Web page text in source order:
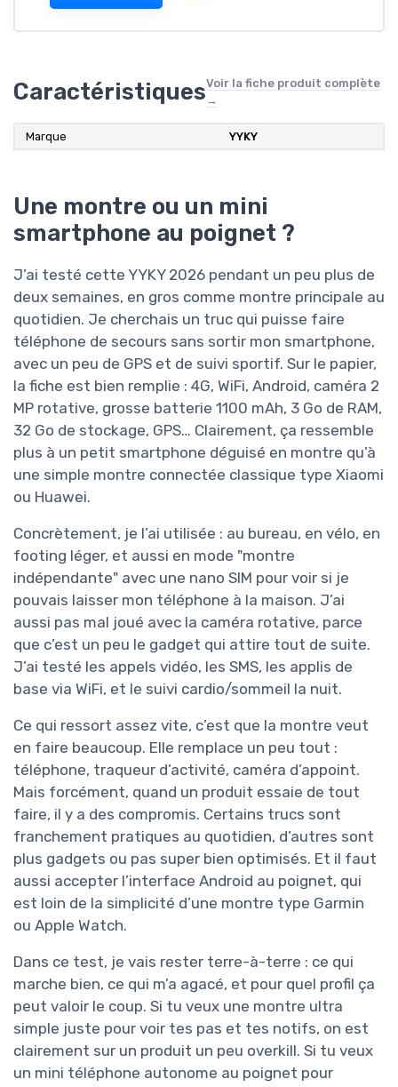
CaractéristiquesVoir la fiche produit complète
→
Marque YYKY
Une montre ou un mini
smartphone au poignet ?
J’ai testé cette YYKY 2026 pendant un peu plus de
deux semaines, en gros comme montre principale au
quotidien. Je cherchais un truc qui puisse faire
téléphone de secours sans sortir mon smartphone,
avec un peu de GPS et de suivi sportif. Sur le papier,
la fiche est bien remplie : 4G, WiFi, Android, caméra 2
MP rotative, grosse batterie 1100 mAh, 3 Go de RAM,
32 Go de stockage, GPS… Clairement, ça ressemble
plus à un petit smartphone déguisé en montre qu’à
une simple montre connectée classique type Xiaomi
ou Huawei.
Concrètement, je l’ai utilisée : au bureau, en vélo, en
footing léger, et aussi en mode "montre
indépendante" avec une nano SIM pour voir si je
pouvais laisser mon téléphone à la maison. J’ai
aussi pas mal joué avec la caméra rotative, parce
que c’est un peu le gadget qui attire tout de suite.
J’ai testé les appels vidéo, les SMS, les applis de
base via WiFi, et le suivi cardio/sommeil la nuit.
Ce qui ressort assez vite, c’est que la montre veut
en faire beaucoup. Elle remplace un peu tout :
téléphone, traqueur d’activité, caméra d’appoint.
Mais forcément, quand un produit essaie de tout
faire, il y a des compromis. Certains trucs sont
franchement pratiques au quotidien, d’autres sont
plus gadgets ou pas super bien optimisés. Et il faut
aussi accepter l’interface Android au poignet, qui
est loin de la simplicité d’une montre type Garmin
ou Apple Watch.
Dans ce test, je vais rester terre-à-terre : ce qui
marche bien, ce qui m’a agacé, et pour quel profil ça
peut valoir le coup. Si tu veux une montre ultra
simple juste pour voir tes pas et tes notifs, on est
clairement sur un produit un peu overkill. Si tu veux
un mini téléphone autonome au poignet pour